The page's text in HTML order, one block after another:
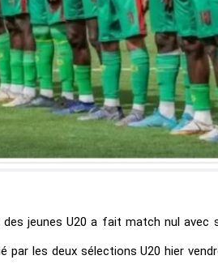
des jeunes U20 a fait match nul avec
par les deux sélections U20 hier